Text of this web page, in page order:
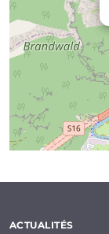
ACTUALITÉS